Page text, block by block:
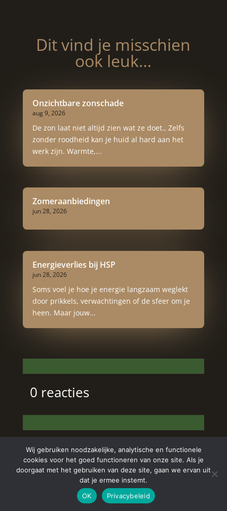
Dit vind je misschien
ook leuk…
Onzichtbare zonschade
aug 9, 2026
De zon laat niet altijd zien wat ze doet., Zelfs
zonder roodheid kan je huid al hard aan het
werk zijn. Warmte,...
Zomeraanbiedingen
jun 28, 2026
Energieverlies bij HSP
jun 28, 2026
Soms voel je hoe je energie langzaam weglekt
door prikkels, verwachtingen of de sfeer om je
heen. Maar jouw...
0 reacties
Copyright © 2024 Aurelia Schoonheidssalon | All
Rights Reserved | WebdesignAppdsgn
Wij gebruiken noodzakelijke, analytische en functionele
cookies voor het goed functioneren van onze site. Als je
doorgaat met het gebruiken van deze site, gaan we ervan uit
dat je ermee instemt.
OK
Privacybeleid